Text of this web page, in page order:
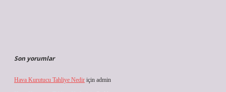
Son yorumlar
Hava Kurutucu Tahliye Nedir için admin